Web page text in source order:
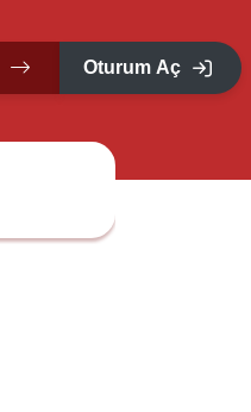
Oturum Aç